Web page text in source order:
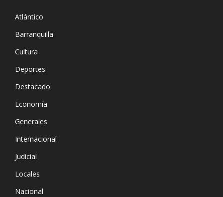
Atlántico
Barranquilla
Cultura
Deportes
Destacado
Economía
Generales
Internacional
Judicial
Locales
Nacional